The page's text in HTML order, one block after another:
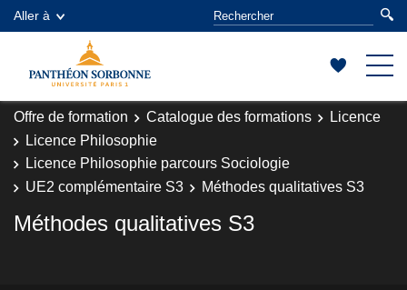
Aller à
Offre de formation Catalogue des formations
Licence
Licence Philosophie
Licence Philosophie parcours Sociologie
UE2 complémentaire S3
Méthodes qualitatives S3
Méthodes qualitatives S3